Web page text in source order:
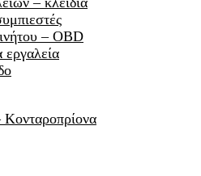
– OBD
εργαλεία